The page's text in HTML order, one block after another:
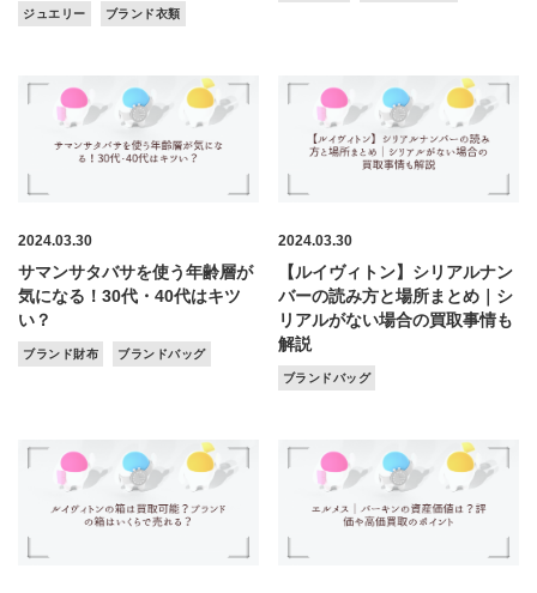
ジュエリー ブランド衣類
2024.03.30
サマンサタバサを使う年齢層が
気になる！30代・40代はキツ
い？
ブランド財布 ブランドバッグ
2024.03.30
【ルイヴィトン】シリアルナン
バーの読み方と場所まとめ｜シ
リアルがない場合の買取事情も
解説
ブランドバッグ